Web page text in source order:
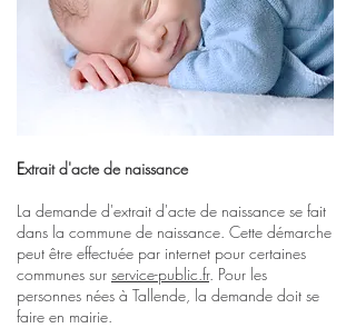
Extrait d'acte de naissance
La demande d'extrait d'acte de naissance se fait
dans la commune de naissance. Cette démarche
peut être effectuée par internet pour certaines
communes sur service-public.fr. Pour les
personnes nées à Tallende, la demande doit se
faire en mairie.